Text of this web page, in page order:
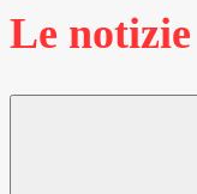
Le notizie